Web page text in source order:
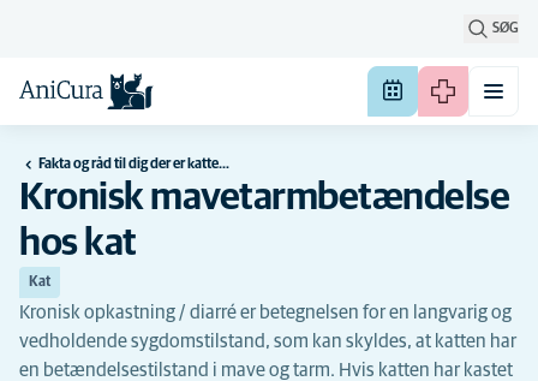
SØG
Fakta og råd til dig der er katteejer
Kronisk mavetarmbetændelse
hos kat
Kat
Kronisk opkastning / diarré er betegnelsen for en langvarig og
vedholdende sygdomstilstand, som kan skyldes, at katten har
en betændelsestilstand i mave og tarm. Hvis katten har kastet